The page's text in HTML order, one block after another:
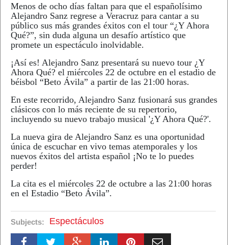
Menos de ocho días faltan para que el españolísimo
Alejandro Sanz regrese a Veracruz para cantar a su
público sus más grandes éxitos con el tour “¿Y Ahora
Qué?”, sin duda alguna un desafío artístico que
promete un espectáculo inolvidable.
¡Así es! Alejandro Sanz presentará su nuevo tour ¿Y
Ahora Qué? el miércoles 22 de octubre en el estadio de
béisbol “Beto Ávila” a partir de las 21:00 horas.
En este recorrido, Alejandro Sanz fusionará sus grandes
clásicos con lo más reciente de su repertorio,
incluyendo su nuevo trabajo musical '¿Y Ahora Qué?'.
La nueva gira de Alejandro Sanz es una oportunidad
única de escuchar en vivo temas atemporales y los
nuevos éxitos del artista español ¡No te lo puedes
perder!
La cita es el miércoles 22 de octubre a las 21:00 horas
en el Estadio “Beto Ávila”.
Subjects: Espectáculos